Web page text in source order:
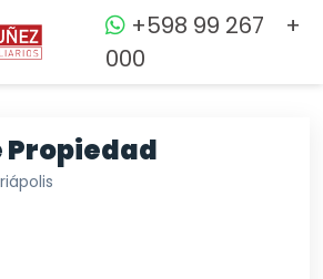
+598 99 267
000
+
Propiedad